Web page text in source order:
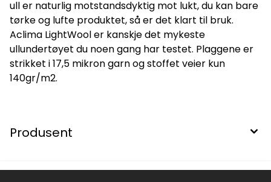
ull er naturlig motstandsdyktig mot lukt, du kan bare
tørke og lufte produktet, så er det klart til bruk.
Aclima LightWool er kanskje det mykeste
ullundertøyet du noen gang har testet. Plaggene er
strikket i 17,5 mikron garn og stoffet veier kun
140gr/m2.
Produsent